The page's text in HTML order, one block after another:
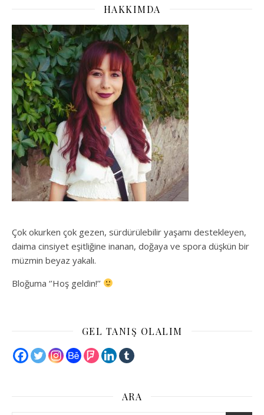
HAKKIMDA
Çok okurken çok gezen, sürdürülebilir yaşamı destekleyen,
daima cinsiyet eşitliğine inanan, doğaya ve spora düşkün bir
müzmin beyaz yakalı.
Bloğuma ‘’Hoş geldin!’’
GEL TANIŞ OLALIM
ARA